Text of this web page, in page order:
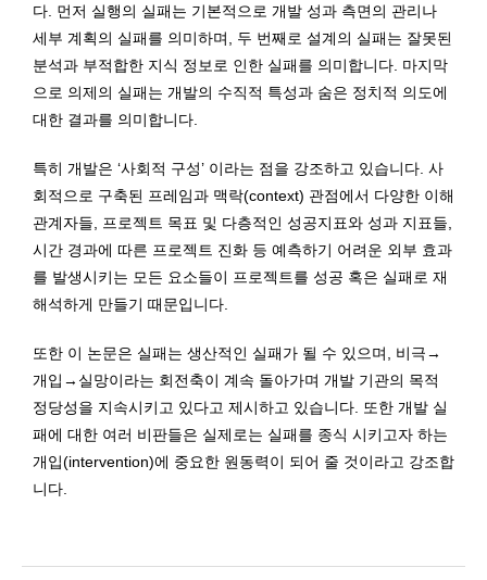
다. 먼저 실행의 실패는 기본적으로 개발 성과 측면의 관리나
세부 계획의 실패를 의미하며, 두 번째로 설계의 실패는 잘못된
분석과 부적합한 지식 정보로 인한 실패를 의미합니다. 마지막
으로 의제의 실패는 개발의 수직적 특성과 숨은 정치적 의도에
대한 결과를 의미합니다.
특히 개발은 ‘사회적 구성’ 이라는 점을 강조하고 있습니다. 사
회적으로 구축된 프레임과 맥락(context) 관점에서 다양한 이해
관계자들, 프로젝트 목표 및 다층적인 성공지표와 성과 지표들,
시간 경과에 따른 프로젝트 진화 등 예측하기 어려운 외부 효과
를 발생시키는 모든 요소들이 프로젝트를 성공 혹은 실패로 재
해석하게 만들기 때문입니다.
또한 이 논문은 실패는 생산적인 실패가 될 수 있으며, 비극→
개입→실망이라는 회전축이 계속 돌아가며 개발 기관의 목적
정당성을 지속시키고 있다고 제시하고 있습니다. 또한 개발 실
패에 대한 여러 비판들은 실제로는 실패를 종식 시키고자 하는
개입(intervention)에 중요한 원동력이 되어 줄 것이라고 강조합
니다.